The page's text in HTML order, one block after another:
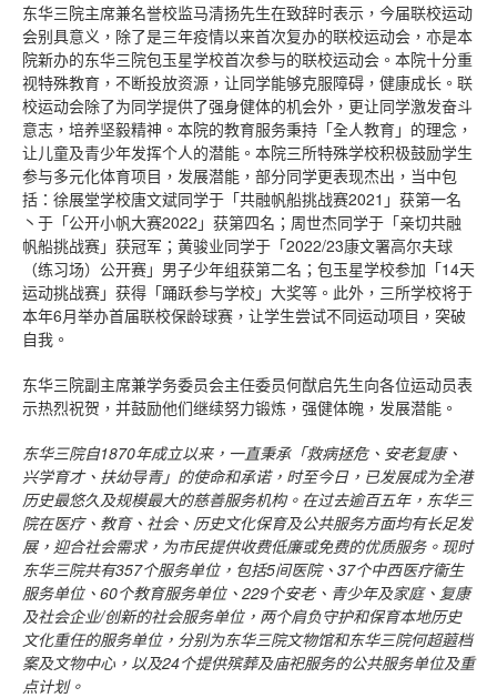
东华三院主席兼名誉校监马清扬先生在致辞时表示，今届联校运动
会别具意义，除了是三年疫情以来首次复办的联校运动会，亦是本
院新办的东华三院包玉星学校首次参与的联校运动会。本院十分重
视特殊教育，不断投放资源，让同学能够克服障碍，健康成长。联
校运动会除了为同学提供了强身健体的机会外，更让同学激发奋斗
意志，培养坚毅精神。本院的教育服务秉持「全人教育」的理念，
让儿童及青少年发挥个人的潜能。本院三所特殊学校积极鼓励学生
参与多元化体育项目，发展潜能，部分同学更表现杰出，当中包
括：徐展堂学校唐文斌同学于「共融帆船挑战赛2021」获第一名
丶于「公开小帆大赛2022」获第四名；周世杰同学于「亲切共融
帆船挑战赛」获冠军；黄骏业同学于「2022/23康文署高尔夫球
（练习场）公开赛」男子少年组获第二名；包玉星学校参加「14天
运动挑战赛」获得「踊跃参与学校」大奖等。此外，三所学校将于
本年6月举办首届联校保龄球赛，让学生尝试不同运动项目，突破
自我。
东华三院副主席兼学务委员会主任委员何猷启先生向各位运动员表
示热烈祝贺，并鼓励他们继续努力锻炼，强健体魄，发展潜能。
东华三院自1870年成立以来，一直秉承「救病拯危、安老复康、
兴学育才、扶幼导青」的使命和承诺，时至今日，已发展成为全港
历史最悠久及规模最大的慈善服务机构。在过去逾百五年，东华三
院在医疗、教育、社会、历史文化保育及公共服务方面均有长足发
展，迎合社会需求，为市民提供收费低廉或免费的优质服务。现时
东华三院共有357个服务单位，包括5间医院、37个中西医疗衞生
服务单位、60个教育服务单位、229个安老、青少年及家庭、复康
及社会企业/创新的社会服务单位，两个肩负守护和保育本地历史
文化重任的服务单位，分别为东华三院文物馆和东华三院何超蕸档
案及文物中心，以及24个提供殡葬及庙祀服务的公共服务单位及重
点计划。